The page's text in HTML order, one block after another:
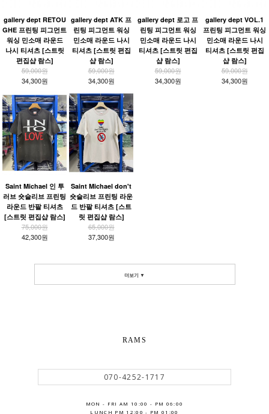
gallery dept RETOU
GHE 프린팅 피그먼트
워싱 민소매 라운드
나시 티셔츠 [스트릿
편집샵 람스]
59,000원
34,300원
gallery dept ATK 프
린팅 피그먼트 워싱
민소매 라운드 나시
티셔츠 [스트릿 편집
샵 람스]
59,000원
34,300원
gallery dept 로고 프
린팅 피그먼트 워싱
민소매 라운드 나시
티셔츠 [스트릿 편집
샵 람스]
59,000원
34,300원
gallery dept VOL.1
프린팅 피그먼트 워싱
민소매 라운드 나시
티셔츠 [스트릿 편집
샵 람스]
59,000원
34,300원
Saint Michael 인 투
러브 숏슬리브 프린팅
라운드 반팔 티셔츠
[스트릿 편집샵 람스]
75,000원
42,300원
Saint Michael don't
숏슬리브 프린팅 라운
드 반팔 티셔츠 [스트
릿 편집샵 람스]
65,000원
37,300원
더보기 ▼
RAMS
070-4252-1717
MON - FRI AM 10:00 - PM 06:00
LUNCH PM 12:00 - PM 01:00